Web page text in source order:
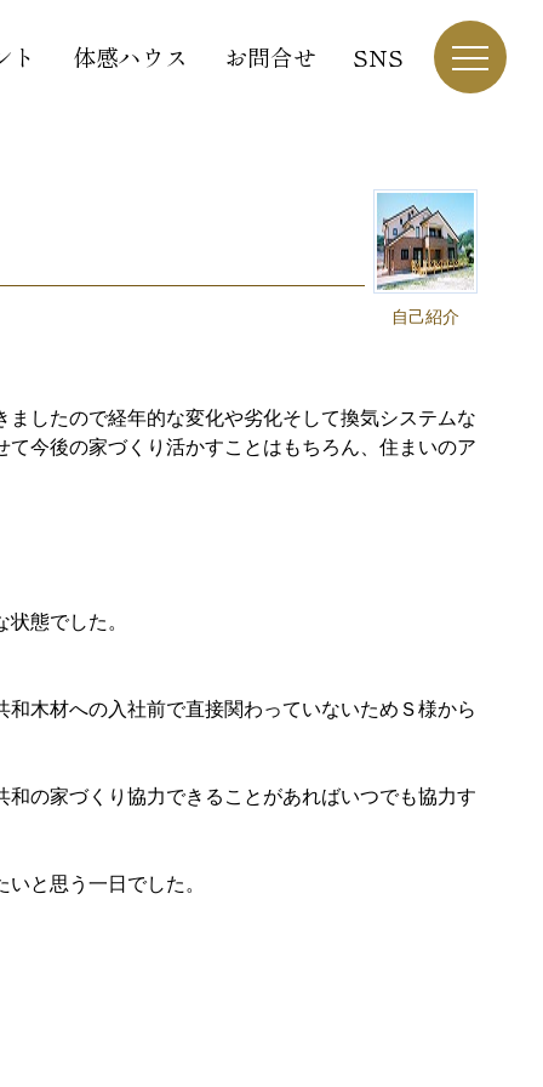
ト 体感ハウス お問合せ SNS
自己紹介
したので経年的な変化や劣化そして換気システムな
今後の家づくり活かすことはもちろん、住まいのア
態でした。
木材への入社前で直接関わっていないためＳ様から
の家づくり協力できることがあればいつでも協力す
と思う一日でした。